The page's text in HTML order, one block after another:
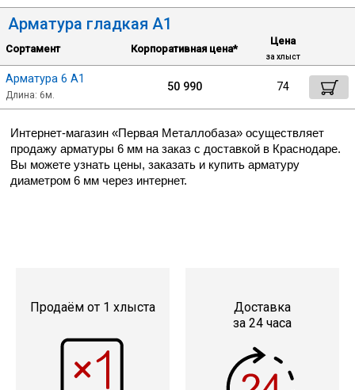
Труба профильная
Сетка кладочная
Арматура гладкая А1
Сортамент Корпоративная цена*
Цена
за хлыст
Арматура 6 А1
Длина: 6м.
50 990 74
Интернет-магазин «Первая Металлобаза» осуществляет
продажу арматуры 6 мм на заказ с доставкой в Краснодаре.
Вы можете узнать цены, заказать и купить арматуру
диаметром 6 мм через интернет.
Продаём от 1 хлыста
Доставка
за 24 часа